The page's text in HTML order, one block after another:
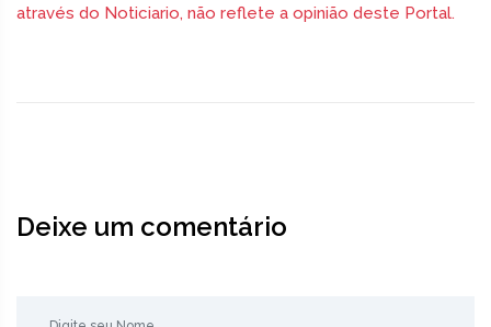
através do Noticiario, não reflete a opinião deste Portal.
Deixe um comentário